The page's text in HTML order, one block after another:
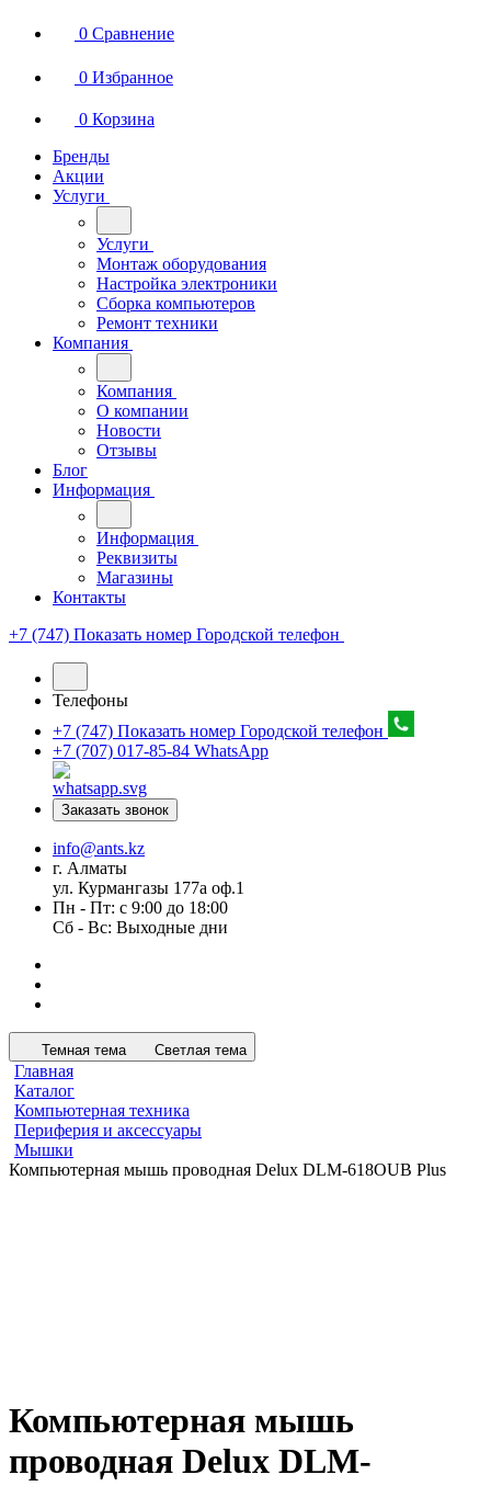
0 Сравнение
0 Избранное
0 Корзина
Бренды
Акции
Услуги
Услуги
Монтаж оборудования
Настройка электроники
Сборка компьютеров
Ремонт техники
Компания
Компания
О компании
Новости
Отзывы
Блог
Информация
Информация
Реквизиты
Магазины
Контакты
+7 (747) Показать номер Городской телефон
Телефоны
+7 (747) Показать номер Городской телефон
+7 (707) 017-85-84 WhatsApp
Заказать звонок
info@ants.kz
г. Алматы
ул. Курмангазы 177а оф.1
Пн - Пт: с 9:00 до 18:00
Сб - Вс: Выходные дни
Темная тема Светлая тема
Главная
Каталог
Компьютерная техника
Периферия и аксессуары
Мышки
Компьютерная мышь проводная Delux DLM-618OUB Plus
Компьютерная мышь
проводная Delux DLM-